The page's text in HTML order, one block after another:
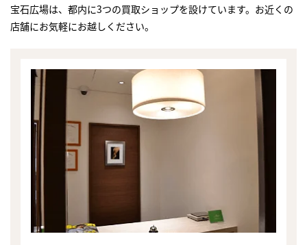
宝石広場は、都内に3つの買取ショップを設けています。お近くの
店舗にお気軽にお越しください。